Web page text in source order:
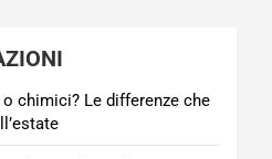
chimici? Le differenze che